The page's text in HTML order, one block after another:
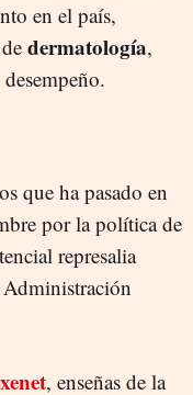
en el país,
dermatología,
que ha pasado en
por la política de
represalia
Administración
, enseñas de la